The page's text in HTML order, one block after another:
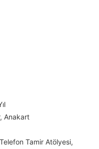
Anakart
Tamir Atölyesi,